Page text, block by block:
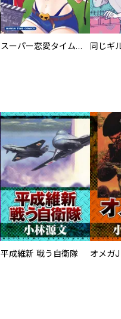
スーパー恋愛タイム！～現場でドＳな彼女は自宅でデレる～
平成維新 戦う自衛隊 オメガJ